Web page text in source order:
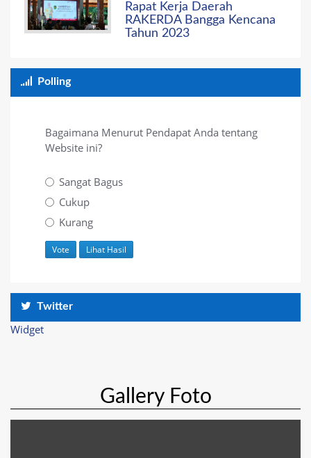
Rapat Kerja Daerah
RAKERDA Bangga Kencana
Tahun 2023
Polling
Bagaimana Menurut Pendapat Anda tentang
Website ini?
Sangat Bagus
Cukup
Kurang
Twitter
Widget
Gallery Foto